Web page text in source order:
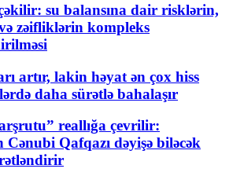
su balansına dair risklərin,
zəifliklərin kompleks
artır, lakin həyat ən çox hiss
daha sürətlə bahalaşır
reallığa çevrilir:
Cənubi Qafqazı dəyişə biləcək